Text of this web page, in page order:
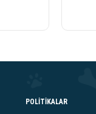
POLİTİKALAR